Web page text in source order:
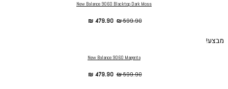
New Balance 9060 Blacktop Dark Moss
₪599.90
₪ 479.90
מבצע!
New Balance 9060 Magenta
₪599.90
₪ 479.90